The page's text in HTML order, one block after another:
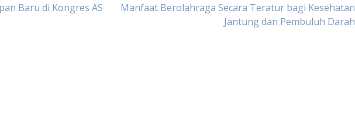
Baru di Kongres AS
Manfaat Berolahraga Secara Teratur bagi Kesehatan
Jantung dan Pembuluh Darah